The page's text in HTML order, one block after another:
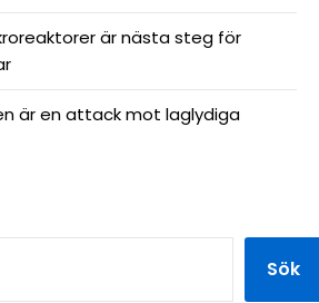
är nästa steg för
är en attack mot laglydiga
Sök